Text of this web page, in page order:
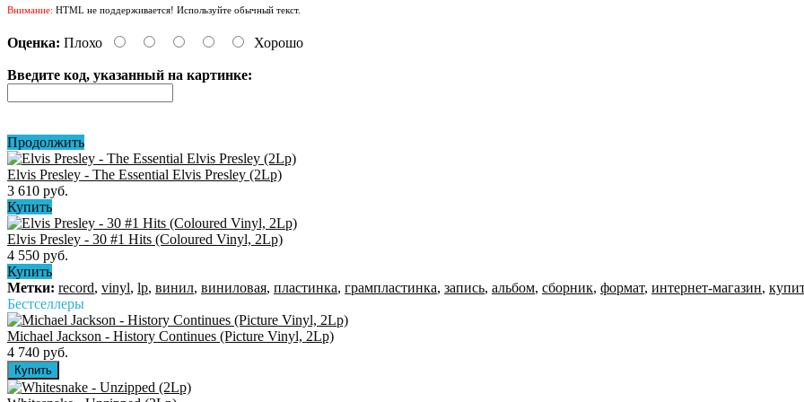
Внимание: HTML не поддерживается! Используйте обычный текст.
Оценка: Плохо Хорошо
Введите код, указанный на картинке:
Продолжить
Elvis Presley - The Essential Elvis Presley (2Lp)
3 610 руб.
Купить
Elvis Presley - 30 #1 Hits (Coloured Vinyl, 2Lp)
4 550 руб.
Купить
Метки: record, vinyl, lp, винил, виниловая, пластинка, грампластинка, запись, альбом, сборник, формат, интернет-магазин,
Бестселлеры
Michael Jackson - History Continues (Picture Vinyl, 2Lp)
4 740 руб.